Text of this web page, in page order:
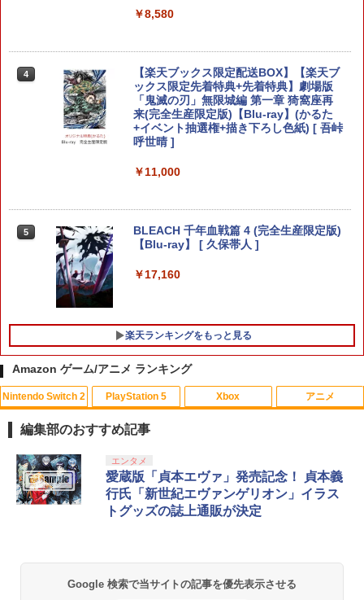
オブ ザ ワイルド Nintendo Switch 2 Ed
￥7,710
ぽこ あ ポケモン
入特典付き)
【初回特典】グランド・セフト・オート
VI [PS5ソフト] (コードインボックス版、
配送日：2026年11月12日～、プレイ開
特典】：ヴィンテージ・バイスシティパ
￥8,580
4
【楽天ブックス限定配送BOX】【楽天ブ
ックス限定先着特典+先着特典】劇場版
「鬼滅の刃」無限城編 第一章 猗窩座再
来(完全生産限定版)【Blu-ray】(かるた
+イベント抽選権+描き下ろし色紙) [ 吾峠
呼世晴 ]
￥11,000
5
BLEACH 千年血戦篇 4 (完全生産限定版)
【Blu-ray】 [ 久保帯人 ]
￥17,160
楽天ランキングをもっと見る
Amazon ゲーム/アニメ ランキング
Nintendo Switch 2
1
スプラトゥーン レイダース|オンライン
コード版
￥5,832
スプラトゥーン レイダース -Switch2
PlayStation 5
1
PlayStation 5 デジタル・エディション
日本語専用 Console Language: Japan
ese only (CFI-2200B01)
￥55,000
Beast of Reincarnation -PS5 【特典】
プロダクトコード 封入
Xbox
1
【純正品】Xbox ワイヤレス コントロー
ラー + USB-C® ケーブル
￥8,300
2
Xbox プリペイドカード 5,000円 デジタ
ルコード 【旧 Xbox ギフトカード】 [オ
ンラインコード]
アニメ
1
【Amazon.co.jp限定】劇場版モノノ怪
第三章 蛇神 (Amazon.co.jp限定オリジ
ナル三方背収納ケース付きコレクション)
(オリジナル特典:オリジナル巾着＋メー
カー特典:【坤と離】二振りの剣、十翼よ
編集部のおすすめ記事
エンタメ
愛蔵版「貞本エヴァ」発売記念！ 貞本義
行氏「新世紀エヴァンゲリオン」イラス
トグッズの誌上通販が決定
Google 検索で当サイトの記事を優先表示させる